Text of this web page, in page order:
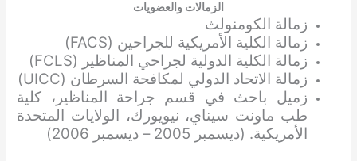
الزمالات والعضويات
زمالة الكومنولث
زمالة الكلية الأمريكية للجراحين (FACS)
زمالة الكلية الدولية لجراحي المناظير (FCLS)
زمالة الاتحاد الدولي لمكافحة السرطان (UICC)
زميل باحث في قسم جراحة المناظير، كلية
طب ماونت سيناي، نيويورك، الولايات المتحدة
الأمريكية. (ديسمبر 2005 – ديسمبر 2006)